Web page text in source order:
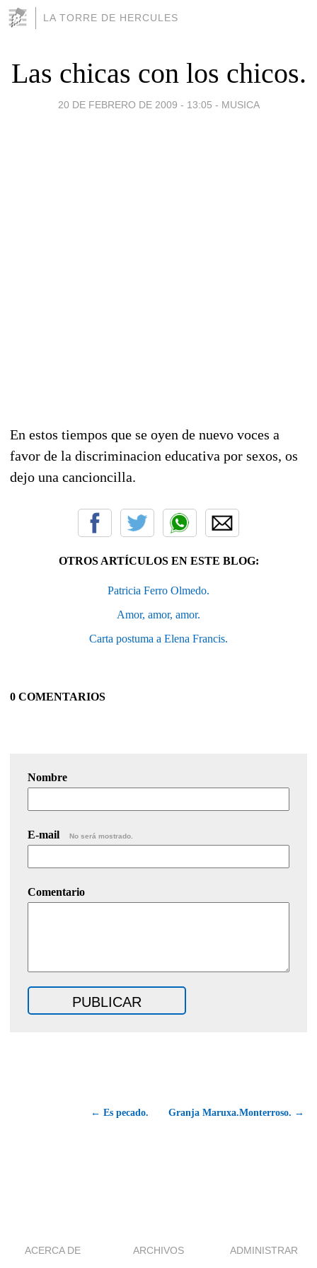
LA TORRE DE HERCULES
Las chicas con los chicos.
20 DE FEBRERO DE 2009 - 13:05 - MUSICA
En estos tiempos que se oyen de nuevo voces a
favor de la discriminacion educativa por sexos, os
dejo una cancioncilla.
OTROS ARTÍCULOS EN ESTE BLOG:
Patricia Ferro Olmedo.
Amor, amor, amor.
Carta postuma a Elena Francis.
0 COMENTARIOS
Nombre
E-mail No será mostrado.
Comentario
← Es pecado. Granja Maruxa.Monterroso. →
ACERCA DE ARCHIVOS ADMINISTRAR